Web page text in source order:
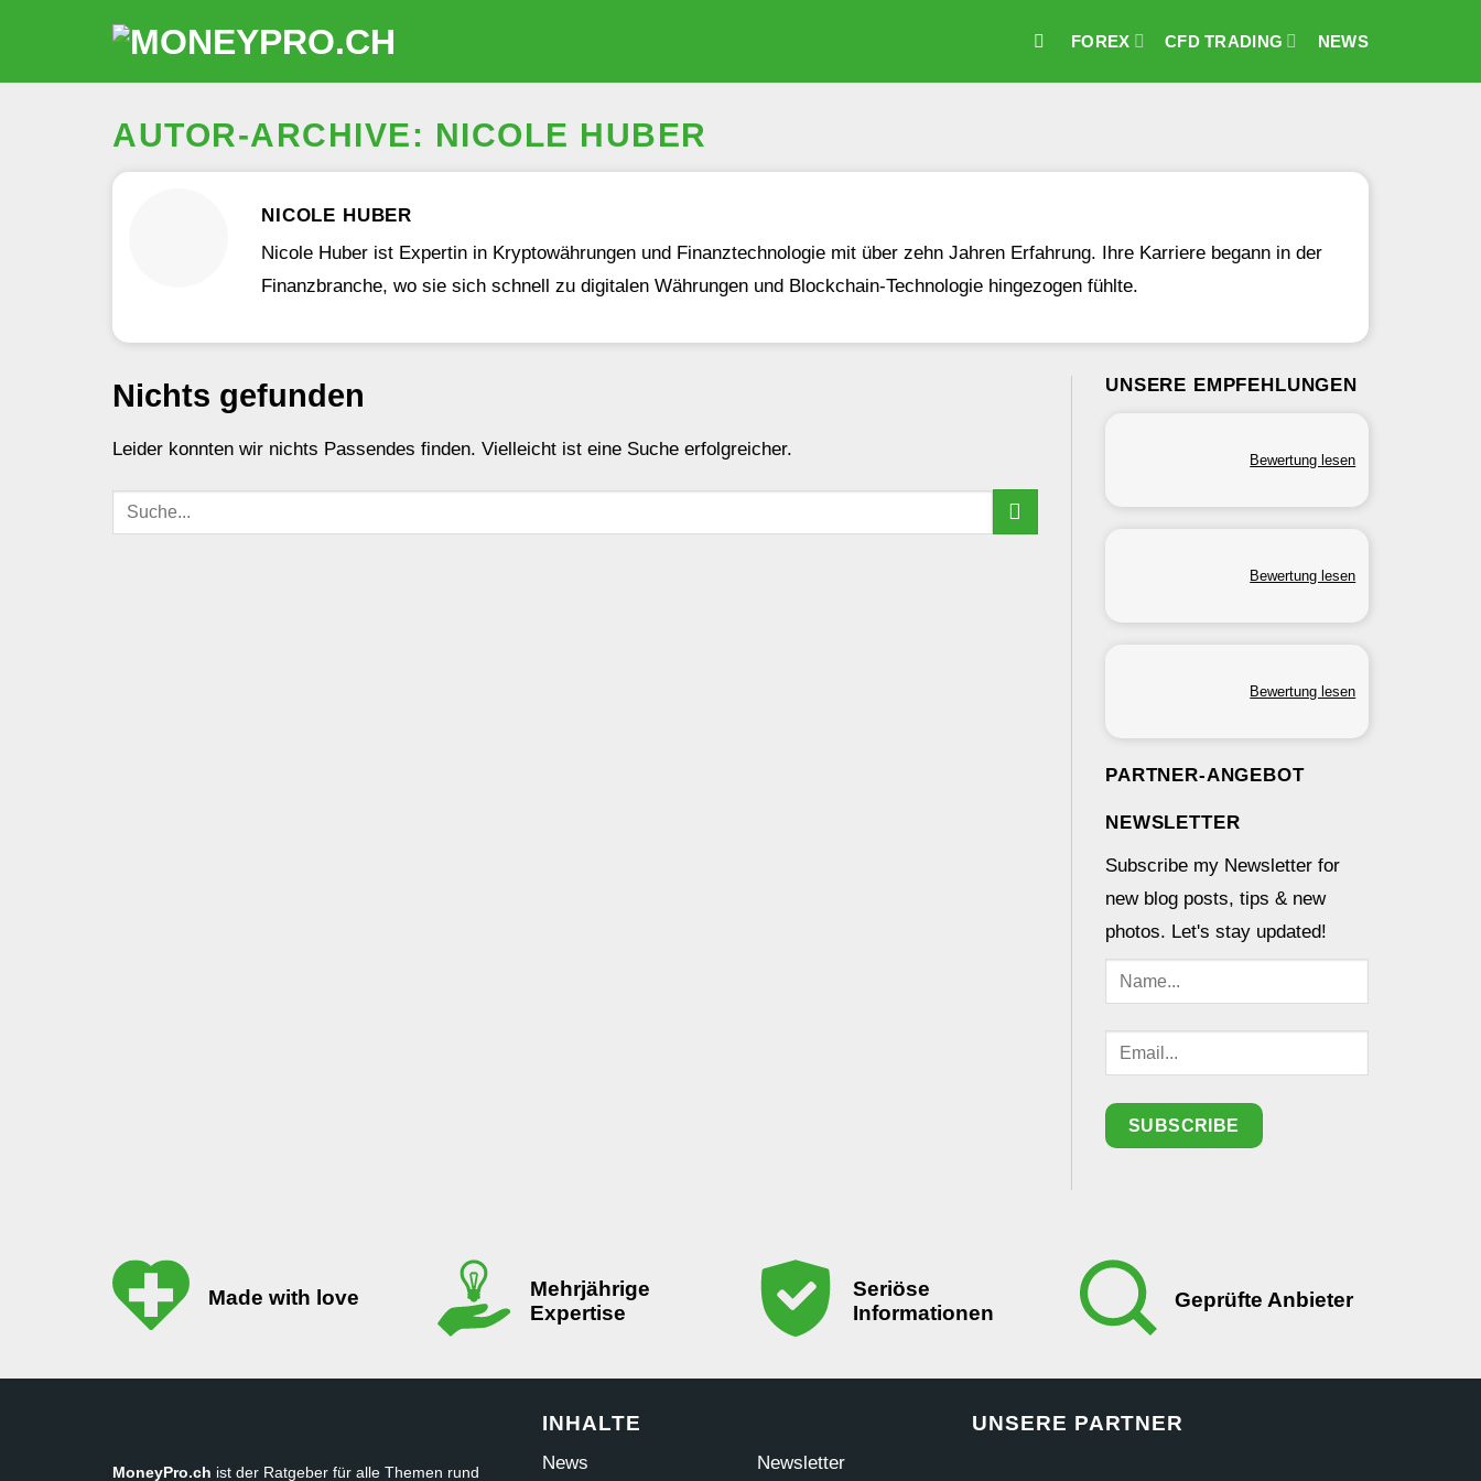
FOREX CFD TRADING NEWS
AUTOR-ARCHIVE: NICOLE HUBER
NICOLE HUBER
Nicole Huber ist Expertin in Kryptowährungen und Finanztechnologie mit über zehn Jahren Erfahrung. Ihre Karriere begann in der
Finanzbranche, wo sie sich schnell zu digitalen Währungen und Blockchain-Technologie hingezogen fühlte.
Nichts gefunden
Leider konnten wir nichts Passendes finden. Vielleicht ist eine Suche erfolgreicher.
UNSERE EMPFEHLUNGEN
Bewertung lesen
Bewertung lesen
Bewertung lesen
PARTNER-ANGEBOT
NEWSLETTER
Subscribe my Newsletter for
new blog posts, tips & new
photos. Let's stay updated!
Made with love
Mehrjährige
Expertise
Seriöse
Informationen
Geprüfte Anbieter
MoneyPro.ch ist der Ratgeber für alle Themen rund
INHALTE
News Newsletter
UNSERE PARTNER